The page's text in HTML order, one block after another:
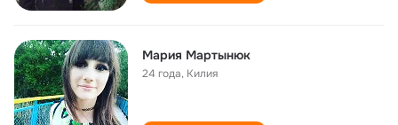
Мария Мартынюк
24 года, Килия